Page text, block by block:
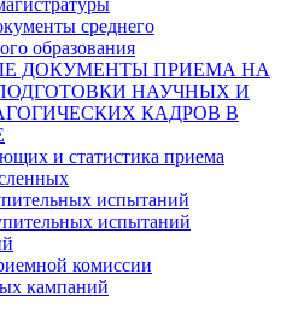
среднего
образования
ДОКУМЕНТЫ ПРИЕМА НА
НАУЧНЫХ И
КАДРОВ В
и статистика приема
испытаний
испытаний
комиссии
кампаний